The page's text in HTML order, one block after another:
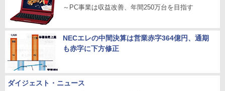
～PC事業は収益改善、年間250万台を目指す
NECエレの中間決算は営業赤字364億円、通期
も赤字に下方修正
ダイジェスト・ニュース